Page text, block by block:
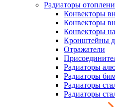
Радиаторы
Конвекторы
Конвекторы
Конвекторы
Кронштейны
Отражатели
Радиаторы
Радиаторы
Радиаторы
Радиаторы